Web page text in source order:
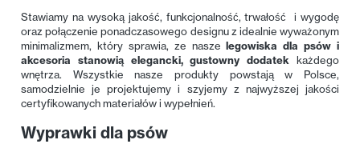
Stawiamy na wysoką jakość, funkcjonalność, trwałość i wygodę
oraz połączenie ponadczasowego designu z idealnie wyważonym
minimalizmem, który sprawia, ze naszelegowiska dla psów i
akcesoria stanowią elegancki, gustowny dodatek każdego
wnętrza. Wszystkie nasze produkty powstają w Polsce,
samodzielnie je projektujemy i szyjemy z najwyższej jakości
certyfikowanych materiałów i wypełnień.
Wyprawki dla psów